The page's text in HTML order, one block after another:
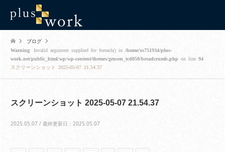
ブログ
Warning: Invalid argument supplied for foreach() in /home/xs751934/plus-
work.net/public_html/wp/wp-content/themes/gensen_tcd050/breadcrumb.php on line 94
スクリーンショット 2025-05-07 21.54.37
スクリーンショット 2025-05-07 21.54.37
2025.05.07 / 最終更新日：2025.05.07